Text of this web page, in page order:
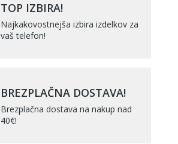
TOP IZBIRA!
Najkakovostnejša izbira izdelkov za
vaš telefon!
BREZPLAČNA DOSTAVA!
Brezplačna dostava na nakup nad
40€!